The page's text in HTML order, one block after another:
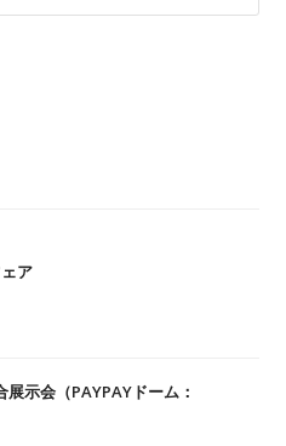
ア
示会（PAYPAYドーム：